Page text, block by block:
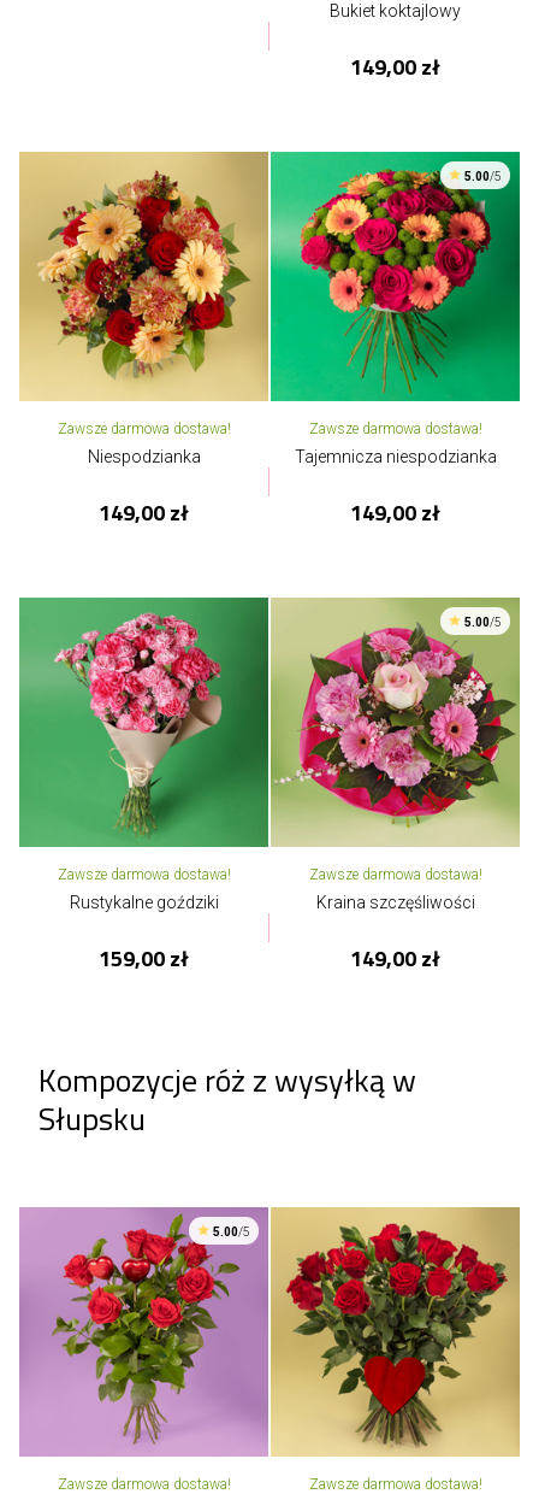
Bukiet koktajlowy
149,00 zł
Zawsze darmowa dostawa!
Niespodzianka
149,00 zł
5.00/5
Zawsze darmowa dostawa!
Tajemnicza niespodzianka
149,00 zł
Zawsze darmowa dostawa!
Rustykalne goździki
159,00 zł
5.00/5
Zawsze darmowa dostawa!
Kraina szczęśliwości
149,00 zł
Kompozycje róż z wysyłką w
Słupsku
5.00/5
Zawsze darmowa dostawa! Zawsze darmowa dostawa!